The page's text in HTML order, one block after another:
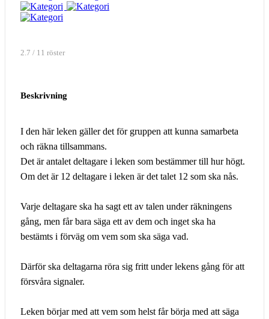
2.7 / 11 röster
Beskrivning
I den här leken gäller det för gruppen att kunna samarbeta
och räkna tillsammans.
Det är antalet deltagare i leken som bestämmer till hur högt.
Om det är 12 deltagare i leken är det talet 12 som ska nås.
Varje deltagare ska ha sagt ett av talen under räkningens
gång, men får bara säga ett av dem och inget ska ha
bestämts i förväg om vem som ska säga vad.
Därför ska deltagarna röra sig fritt under lekens gång för att
försvåra signaler.
Leken börjar med att vem som helst får börja med att säga